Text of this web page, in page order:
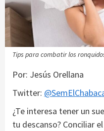
Tips para combatir los
Por: Jesús Orellana
Twitter:
¿Te interesa tener un
tu descanso? Conciliar